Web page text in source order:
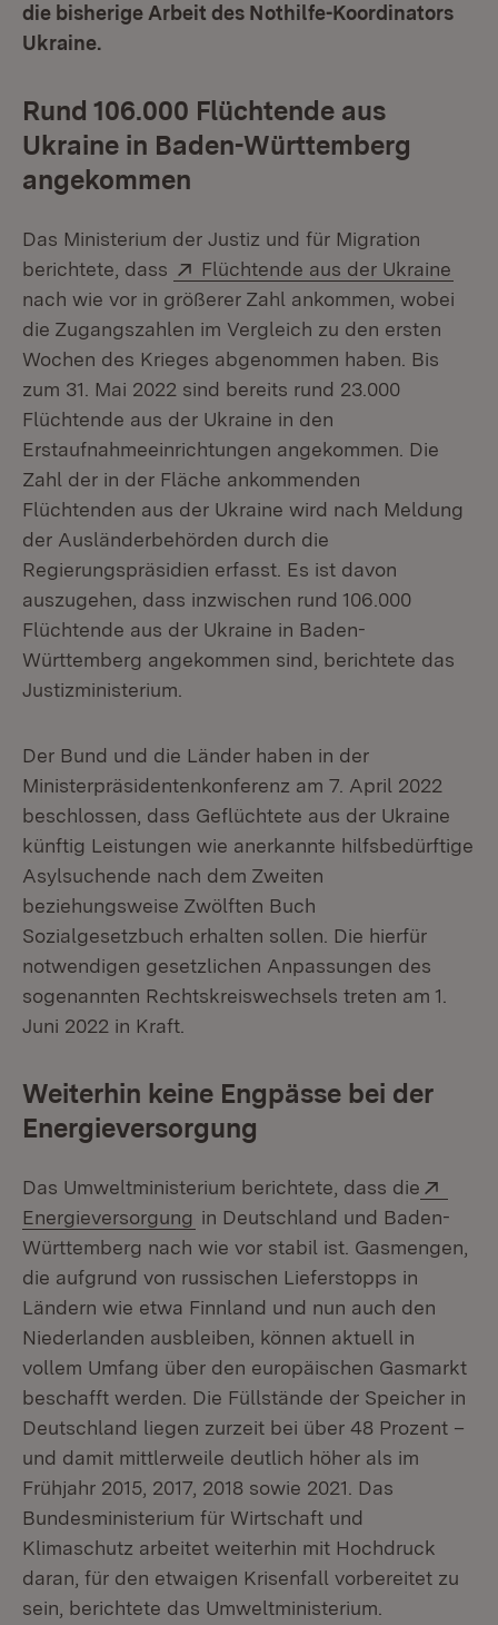
die bisherige Arbeit des Nothilfe-Koordinators
Ukraine.
Rund 106.000 Flüchtende aus
Ukraine in Baden-Württemberg
angekommen
Das Ministerium der Justiz und für Migration
berichtete, dass
Extern:
Flüchtende aus der Ukraine
nach wie vor in größerer Zahl ankommen, wobei
die Zugangszahlen im Vergleich zu den ersten
Wochen des Krieges abgenommen haben. Bis
zum 31. Mai 2022 sind bereits rund 23.000
Flüchtende aus der Ukraine in den
Erstaufnahmeeinrichtungen angekommen. Die
Zahl der in der Fläche ankommenden
Flüchtenden aus der Ukraine wird nach Meldung
der Ausländerbehörden durch die
Regierungspräsidien erfasst. Es ist davon
auszugehen, dass inzwischen rund 106.000
Flüchtende aus der Ukraine in Baden-
Württemberg angekommen sind, berichtete das
Justizministerium.
Der Bund und die Länder haben in der
Ministerpräsidentenkonferenz am 7. April 2022
beschlossen, dass Geflüchtete aus der Ukraine
künftig Leistungen wie anerkannte hilfsbedürftige
Asylsuchende nach dem Zweiten
beziehungsweise Zwölften Buch
Sozialgesetzbuch erhalten sollen. Die hierfür
notwendigen gesetzlichen Anpassungen des
sogenannten Rechtskreiswechsels treten am 1.
Juni 2022 in Kraft.
Weiterhin keine Engpässe bei der
Energieversorgung
Das Umweltministerium berichtete, dass die
Energieversorgung (Öffnet in neuem Fenster)
in Deutschland und Baden-
Württemberg nach wie vor stabil ist. Gasmengen,
die aufgrund von russischen Lieferstopps in
Ländern wie etwa Finnland und nun auch den
Niederlanden ausbleiben, können aktuell in
vollem Umfang über den europäischen Gasmarkt
beschafft werden. Die Füllstände der Speicher in
Deutschland liegen zurzeit bei über 48 Prozent –
und damit mittlerweile deutlich höher als im
Frühjahr 2015, 2017, 2018 sowie 2021. Das
Bundesministerium für Wirtschaft und
Klimaschutz arbeitet weiterhin mit Hochdruck
daran, für den etwaigen Krisenfall vorbereitet zu
sein, berichtete das Umweltministerium.